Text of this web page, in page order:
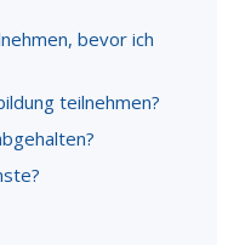
bevor ich
teilnehmen?